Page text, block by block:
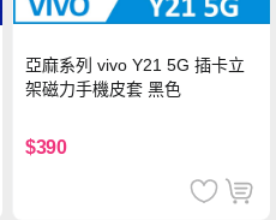
亞麻系列 vivo Y21 5G 插卡立
架磁力手機皮套 黑色
$390